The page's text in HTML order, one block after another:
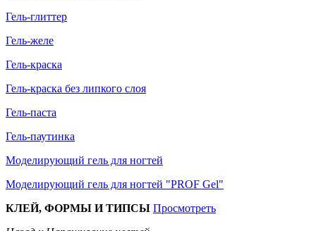
Гель-глиттер
Гель-желе
Гель-краска
Гель-краска без липкого слоя
Гель-паста
Гель-паутинка
Моделирующий гель для ногтей
Моделирующий гель для ногтей "PROF Gel"
КЛЕЙ, ФОРМЫ И ТИПСЫ Просмотреть